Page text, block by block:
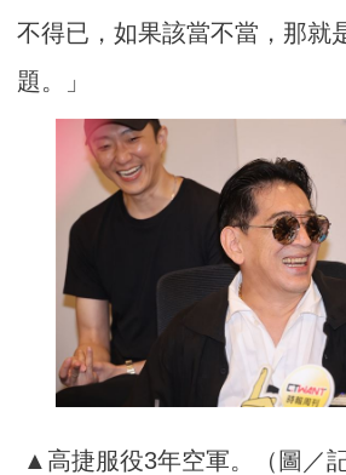
不得已，如果該當不當，那就
題。」
▲高捷服役3年空軍。（圖／